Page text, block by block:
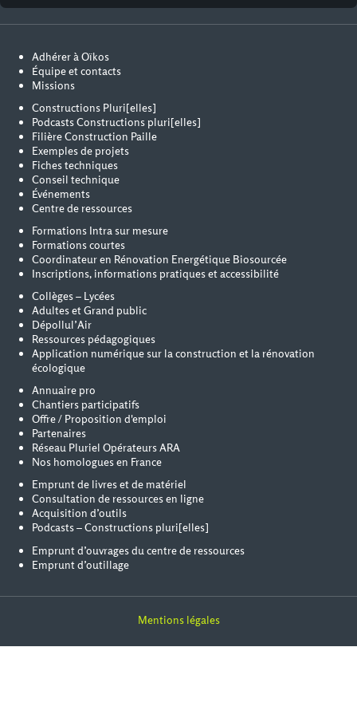
Adhérer à Oïkos
Équipe et contacts
Missions
Constructions Pluri[elles]
Podcasts Constructions pluri[elles]
Filière Construction Paille
Exemples de projets
Fiches techniques
Conseil technique
Événements
Centre de ressources
Formations Intra sur mesure
Formations courtes
Coordinateur en Rénovation Energétique Biosourcée
Inscriptions, informations pratiques et accessibilité
Collèges – Lycées
Adultes et Grand public
Dépollul’Air
Ressources pédagogiques
Application numérique sur la construction et la rénovation
écologique
Annuaire pro
Chantiers participatifs
Offre / Proposition d'emploi
Partenaires
Réseau Pluriel Opérateurs ARA
Nos homologues en France
Emprunt de livres et de matériel
Consultation de ressources en ligne
Acquisition d’outils
Podcasts – Constructions pluri[elles]
Emprunt d’ouvrages du centre de ressources
Emprunt d’outillage
Mentions légales